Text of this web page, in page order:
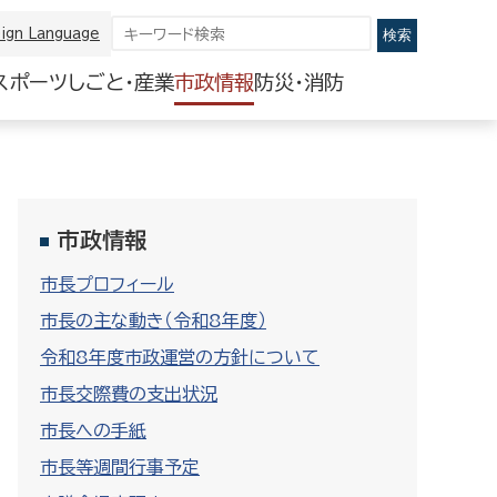
Language
ポーツしごと・産業市政情報 防災・消防
市政情報
市長プロフィール
市長の主な動き（令和8年度）
令和8年度市政運営の方針について
市長交際費の支出状況
市長への手紙
市長等週間行事予定